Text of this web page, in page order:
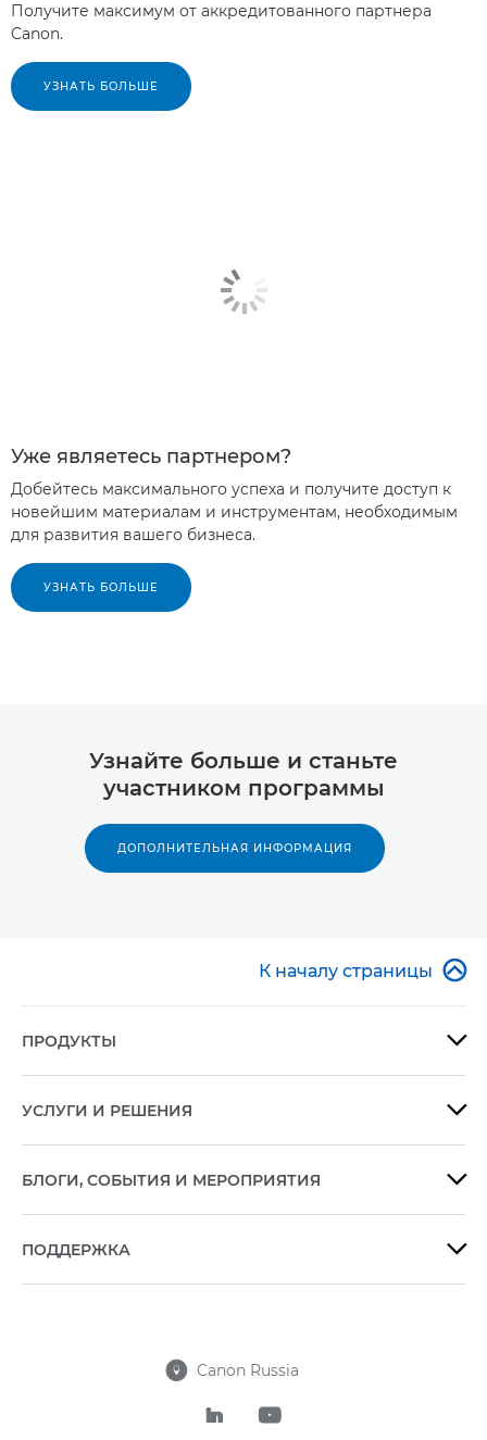
Получите максимум от аккредитованного партнера
Canon.
УЗНАТЬ БОЛЬШЕ
Уже являетесь партнером?
Добейтесь максимального успеха и получите доступ к
новейшим материалам и инструментам, необходимым
для развития вашего бизнеса.
УЗНАТЬ БОЛЬШЕ
Узнайте больше и станьте
участником программы
ДОПОЛНИТЕЛЬНАЯ ИНФОРМАЦИЯ
К началу страницы 
ПРОДУКТЫ 
УСЛУГИ И РЕШЕНИЯ 
БЛОГИ, СОБЫТИЯ И МЕРОПРИЯТИЯ 
ПОДДЕРЖКА 
 Canon Russia
 